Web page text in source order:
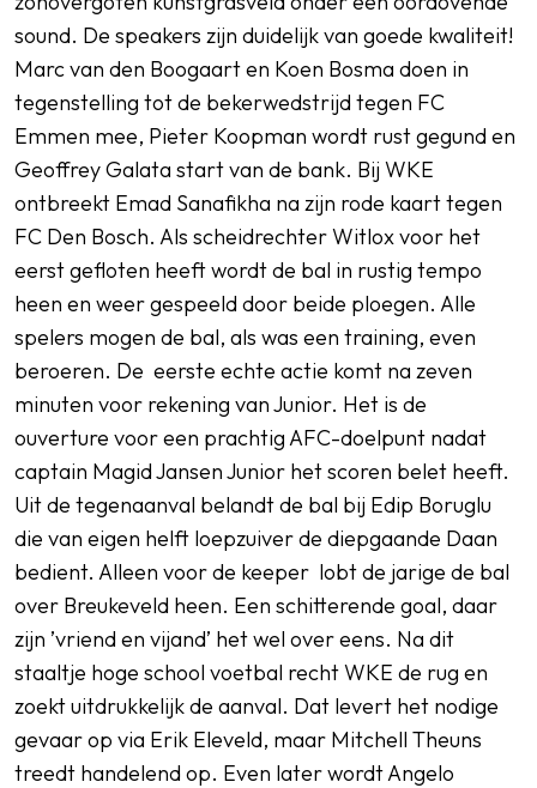
sound. De speakers zijn duidelijk van goede kwaliteit!
Marc van den Boogaart en Koen Bosma doen in
tegenstelling tot de bekerwedstrijd tegen FC
Emmen mee, Pieter Koopman wordt rust gegund en
Geoffrey Galata start van de bank. Bij WKE
ontbreekt Emad Sanafikha na zijn rode kaart tegen
FC Den Bosch. Als scheidrechter Witlox voor het
eerst gefloten heeft wordt de bal in rustig tempo
heen en weer gespeeld door beide ploegen. Alle
spelers mogen de bal, als was een training, even
beroeren. De eerste echte actie komt na zeven
minuten voor rekening van Junior. Het is de
ouverture voor een prachtig AFC-doelpunt nadat
captain Magid Jansen Junior het scoren belet heeft.
Uit de tegenaanval belandt de bal bij Edip Boruglu
die van eigen helft loepzuiver de diepgaande Daan
bedient. Alleen voor de keeper lobt de jarige de bal
over Breukeveld heen. Een schitterende goal, daar
zijn ’vriend en vijand’ het wel over eens. Na dit
staaltje hoge school voetbal recht WKE de rug en
zoekt uitdrukkelijk de aanval. Dat levert het nodige
gevaar op via Erik Eleveld, maar Mitchell Theuns
treedt handelend op. Even later wordt Angelo